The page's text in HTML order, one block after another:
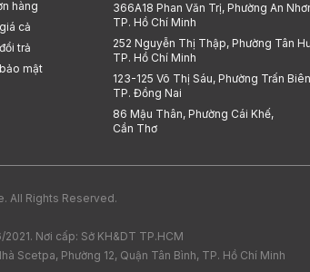
hàng
cả
trả
mật
366A18 Phan Văn Trị, Phường An
TP. Hồ Chí Minh
252 Nguyễn Thị Thập, Phường Tân
TP. Hồ Chí Minh
123-125 Võ Thị Sáu, Phường Trấn
TP. Đồng Nai
86 Mậu Thân, Phường Cái Khế,
Cần Thơ
All Rights Reserved.
Nơi cấp: Sở KH&DT TP.HCM
Scetpa, Phường 12, Quận Tân Bình, TP. Hồ Chí Minh